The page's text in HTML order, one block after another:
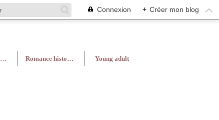
Connexion + Créer mon blog
Roman féminin/Feel Good Romance historique Young adult